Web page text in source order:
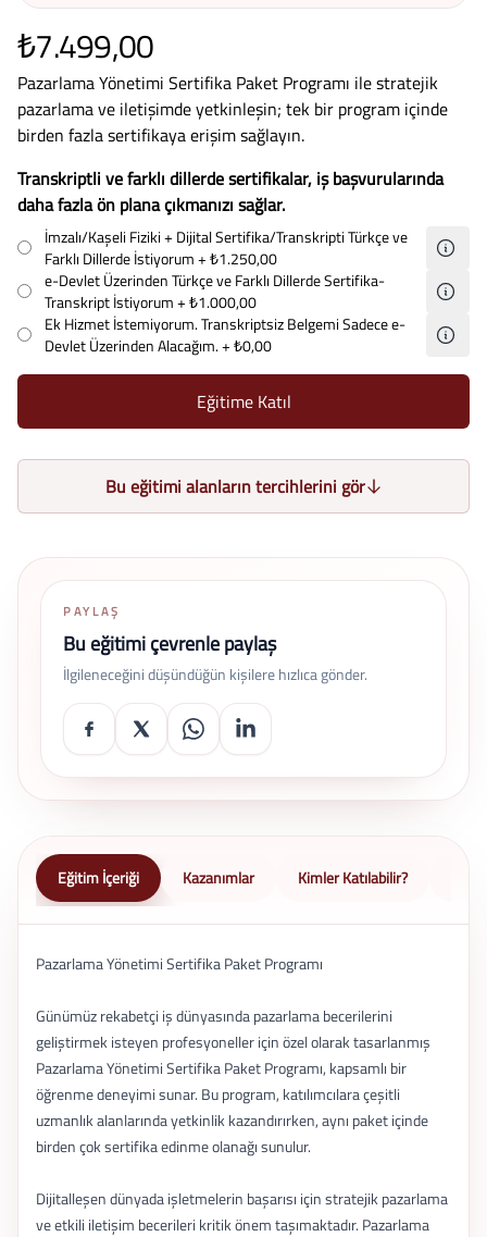
₺7.499,00
Pazarlama Yönetimi Sertifika Paket Programı ile stratejik
pazarlama ve iletişimde yetkinleşin; tek bir program içinde
birden fazla sertifikaya erişim sağlayın.
Transkriptli ve farklı dillerde sertifikalar, iş başvurularında
daha fazla ön plana çıkmanızı sağlar.
İmzalı/Kaşeli Fiziki + Dijital Sertifika/Transkripti Türkçe ve
Farklı Dillerde İstiyorum+ ₺1.250,00
e-Devlet Üzerinden Türkçe ve Farklı Dillerde Sertifika-
Transkript İstiyorum+ ₺1.000,00
Ek Hizmet İstemiyorum. Transkriptsiz Belgemi Sadece e-
Devlet Üzerinden Alacağım.+ ₺0,00
Eğitime Katıl
Bu eğitimi alanların tercihlerini gör
PAYLAŞ
Bu eğitimi çevrenle paylaş
İlgileneceğini düşündüğün kişilere hızlıca gönder.
Eğitim İçeriği Kazanımlar Kimler Katılabilir?
Pazarlama Yönetimi Sertifika Paket Programı
Günümüz rekabetçi iş dünyasında pazarlama becerilerini
geliştirmek isteyen profesyoneller için özel olarak tasarlanmış
Pazarlama Yönetimi Sertifika Paket Programı, kapsamlı bir
öğrenme deneyimi sunar. Bu program, katılımcılara çeşitli
uzmanlık alanlarında yetkinlik kazandırırken, aynı paket içinde
birden çok sertifika edinme olanağı sunulur.
Dijitalleşen dünyada işletmelerin başarısı için stratejik pazarlama
ve etkili iletişim becerileri kritik önem taşımaktadır. Pazarlama